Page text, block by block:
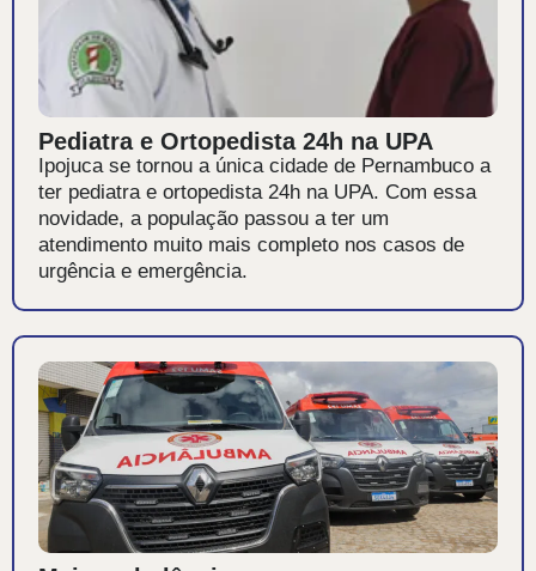
Pediatra e Ortopedista 24h na UPA
Ipojuca se tornou a única cidade de Pernambuco a
ter pediatra e ortopedista 24h na UPA. Com essa
novidade, a população passou a ter um
atendimento muito mais completo nos casos de
urgência e emergência.